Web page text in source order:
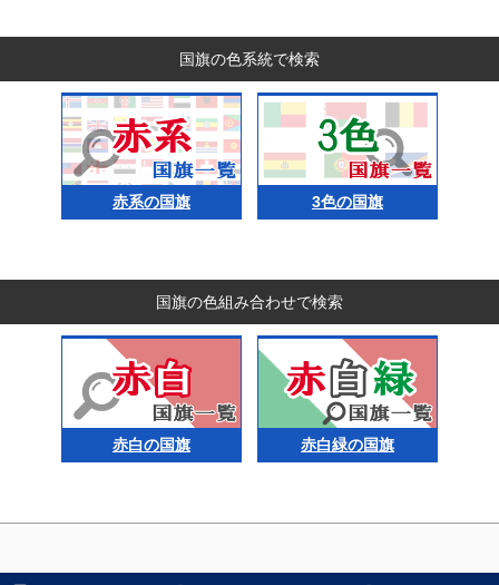
国旗の色系統で検索
赤系の国旗 3色の国旗
国旗の色組み合わせで検索
赤白の国旗 赤白緑の国旗